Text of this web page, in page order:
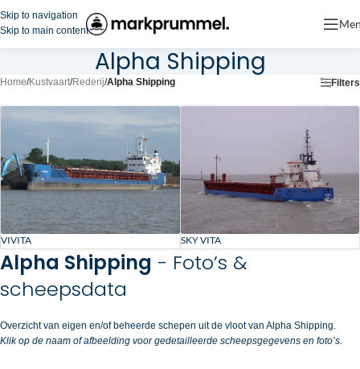
Skip to navigation
Skip to main content
Alpha Shipping
Home/Kustvaart/Rederij/Alpha Shipping Filters
VIVITA SKY VITA
Alpha Shipping - Foto’s &
scheepsdata
Overzicht van eigen en/of beheerde schepen uit de vloot van Alpha Shipping.
Klik op de naam of afbeelding voor gedetailleerde scheepsgegevens en foto’s.